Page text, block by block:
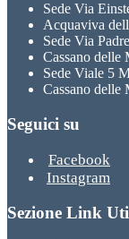
Sede Via
Acquaviva
Sede Via
Cassano delle
Sede Viale 5
Cassano delle
Seguici su
Facebook
Instagram
Sezione Link